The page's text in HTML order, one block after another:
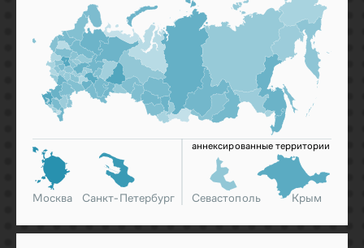
аннексированные территории
Крым
Севастополь
Москва Санкт-Петербург